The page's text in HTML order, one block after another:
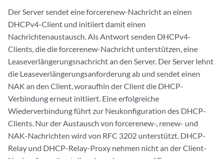
Der Server sendet eine forcerenew-Nachricht an einen
DHCPv4-Client und initiiert damit einen
Nachrichtenaustausch. Als Antwort senden DHCPv4-
Clients, die die forcerenew-Nachricht unterstützen, eine
Leaseverlängerungsnachricht an den Server. Der Server lehnt
die Leaseverlängerungsanforderung ab und sendet einen
NAK an den Client, woraufhin der Client die DHCP-
Verbindung erneut initiiert. Eine erfolgreiche
Wiederverbindung führt zur Neukonfiguration des DHCP-
Clients. Nur der Austausch von forcerenew-, renew- und
NAK-Nachrichten wird von RFC 3202 unterstützt. DHCP-
Relay und DHCP-Relay-Proxy nehmen nicht an der Client-